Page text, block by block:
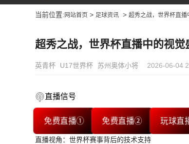
当前位置: 网站首页 > 足球资讯 > 超秀之战，世界杯直播
超秀之战，世界杯直播中的视觉
英青杯 U17世界杯 苏州奥体小将 2026-06-04
直播信号
免费直播① 免费直播② 玩球直
直播视角：世界杯赛事背后的技术支持